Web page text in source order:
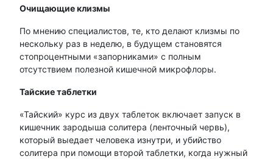
Очищающие клизмы
По мнению специалистов, те, кто делают клизмы по
нескольку раз в неделю, в будущем становятся
стопроцентными «запорниками» с полным
отсутствием полезной кишечной микрофлоры.
Тайские таблетки
«Тайский» курс из двух таблеток включает запуск в
кишечник зародыша солитера (ленточный червь),
который выедает человека изнутри, и убийство
солитера при помощи второй таблетки, когда нужный